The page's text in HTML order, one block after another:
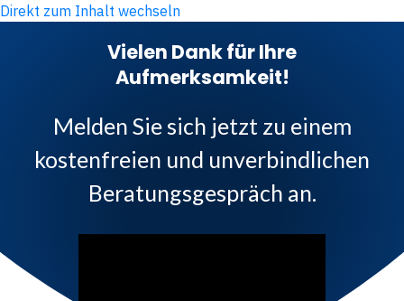
Direkt zum Inhalt wechseln
Vielen Dank für Ihre
Aufmerksamkeit!
Melden Sie sich jetzt zu einem
kostenfreien und unverbindlichen
Beratungsgespräch an.